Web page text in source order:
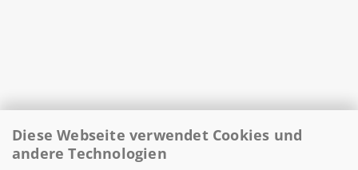
Diese Webseite verwendet Cookies und
andere Technologien